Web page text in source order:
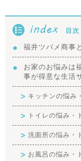
index 目次
福井ツバメ商事
お家のお悩みは
事が得意な生活
キッチンの悩み
トイレの悩み・
洗面所の悩み・
お風呂の悩み・